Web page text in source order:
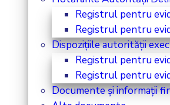
Registrul pentru
Registrul pentru
Dispozițiile autorității
Registrul pentru
Registrul pentru
Documente și informații